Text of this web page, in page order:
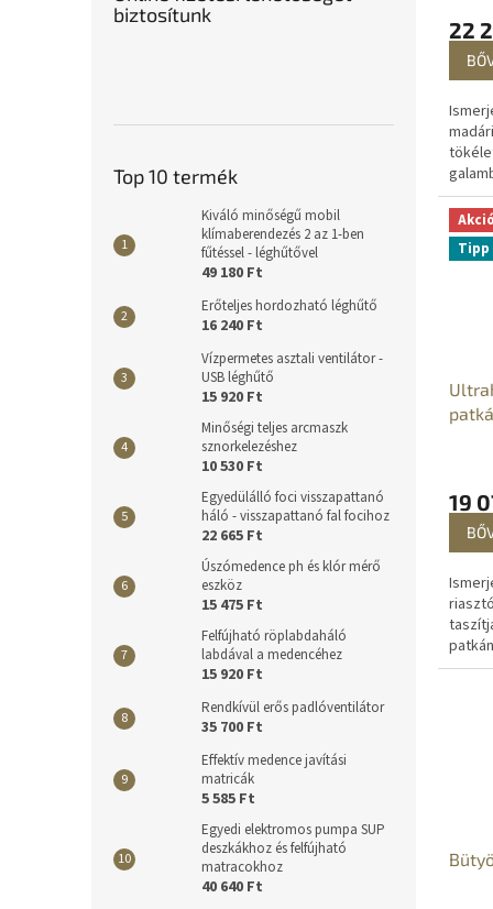
biztosítunk
Top 10 termék
Kiváló minőségű mobil
klímaberendezés 2 az 1-ben
fűtéssel - léghűtővel
49 180 Ft
Erőteljes hordozható léghűtő
16 240 Ft
Vízpermetes asztali ventilátor -
USB léghűtő
15 920 Ft
Minőségi teljes arcmaszk
sznorkelezéshez
10 530 Ft
Egyedülálló foci visszapattanó
háló - visszapattanó fal focihoz
22 665 Ft
Úszómedence ph és klór mérő
eszköz
15 475 Ft
Felfújható röplabdaháló
labdával a medencéhez
15 920 Ft
Rendkívül erős padlóventilátor
35 700 Ft
Effektív medence javítási
matricák
5 585 Ft
Egyedi elektromos pumpa SUP
deszkákhoz és felfújható
matracokhoz
40 640 Ft
22
Akció
Tipp
19